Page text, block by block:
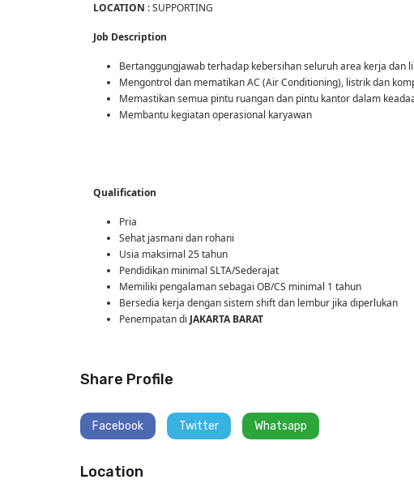
LOCATION : SUPPORTING
Job Description
Bertanggungjawab terhadap kebersihan seluruh area kerja dan
Mengontrol dan mematikan AC (Air Conditioning), listrik dan
Memastikan semua pintu ruangan dan pintu kantor dalam
Membantu kegiatan operasional karyawan
Qualification
Pria
Sehat jasmani dan rohani
Usia maksimal 25 tahun
Pendidikan minimal SLTA/Sederajat
Memiliki pengalaman sebagai OB/CS minimal 1 tahun
Bersedia kerja dengan sistem shift dan lembur jika diperlukan
Penempatan di JAKARTA BARAT
Share Profile
Facebook Twitter Whatsapp
Location